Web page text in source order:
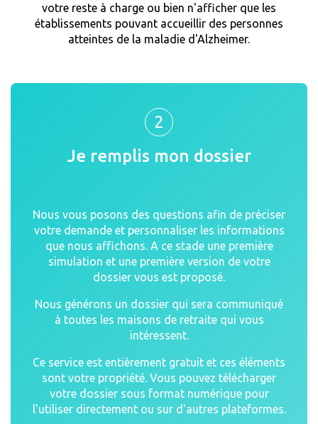
votre reste à charge ou bien n'afficher que les
établissements pouvant accueillir des personnes
atteintes de la maladie d'Alzheimer.
2
Je remplis mon dossier
Nous vous posons des questions afin de préciser
votre demande et personnaliser les informations
que nous affichons. A ce stade une première
simulation et une première version de votre
dossier vous est proposé.
Nous générons un dossier qui sera communiqué
à toutes les maisons de retraite qui vous
intéressent.
Ce service est entièrement gratuit et ces éléments
sont votre propriété. Vous pouvez télécharger
votre dossier sous format numérique pour
l'utiliser directement ou sur d'autres plateformes.